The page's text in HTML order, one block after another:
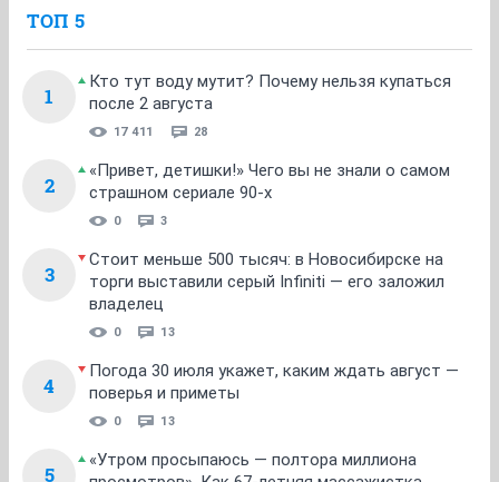
ТОП 5
1
Кто тут воду мутит? Почему нельзя купаться
после 2 августа
17 411 28
2
«Привет, детишки!» Чего вы не знали о самом
страшном сериале 90-х
0 3
3
Стоит меньше 500 тысяч: в Новосибирске на
торги выставили серый Infiniti — его заложил
владелец
0 13
4
Погода 30 июля укажет, каким ждать август —
поверья и приметы
0 13
5
«Утром просыпаюсь — полтора миллиона